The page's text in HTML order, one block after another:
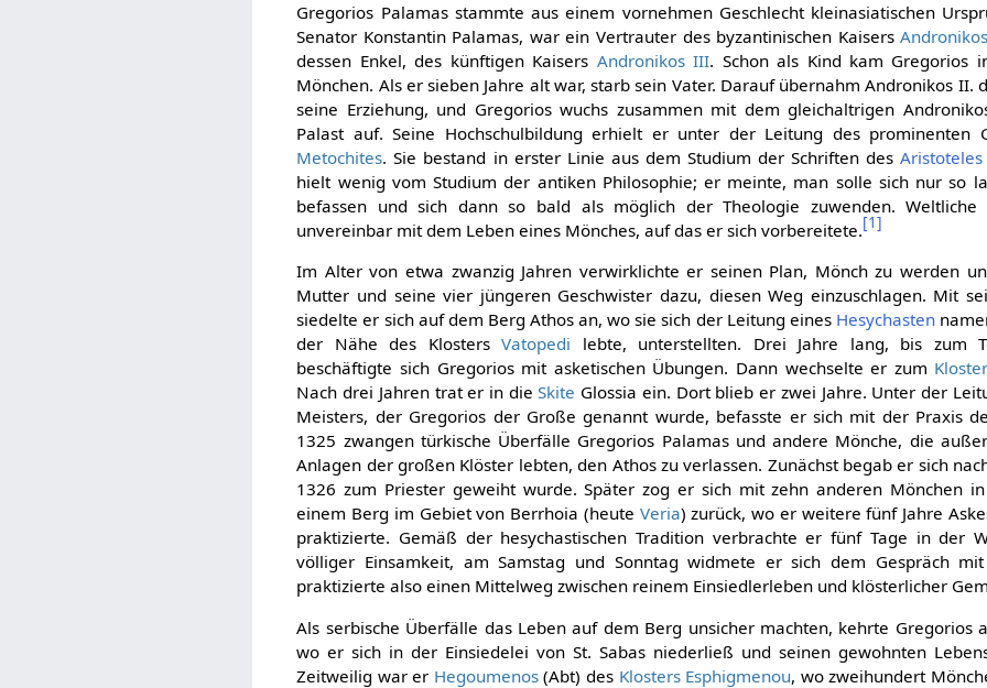
Gregorios Palamas stammte aus einem vornehmen Geschlecht kleinasiatischen
Senator Konstantin Palamas, war ein Vertrauter des byzantinischen Kaisers
dessen Enkel, des künftigen Kaisers Andronikos III. Schon als Kind kam Gregorios
Mönchen. Als er sieben Jahre alt war, starb sein Vater. Darauf übernahm Andronikos II.
seine Erziehung, und Gregorios wuchs zusammen mit dem gleichaltrigen
Palast auf. Seine Hochschulbildung erhielt er unter der Leitung des prominenten
Metochites. Sie bestand in erster Linie aus dem Studium der Schriften desAristoteles
hielt wenig vom Studium der antiken Philosophie; er meinte, man solle sich nur so
befassen und sich dann so bald als möglich der Theologie zuwenden.
unvereinbar mit dem Leben eines Mönches, auf das er sich vorbereitete.[1]
Im Alter von etwa zwanzig Jahren verwirklichte er seinen Plan, Mönch zu werden
Mutter und seine vier jüngeren Geschwister dazu, diesen Weg einzuschlagen. Mit
siedelte er sich auf dem Berg Athos an, wo sie sich der Leitung eines Hesychasten
der Nähe des KlostersVatopedi lebte, unterstellten. Drei Jahre lang, bis zum
beschäftigte sich Gregorios mit asketischen Übungen. Dann wechselte er zum
Nach drei Jahren trat er in dieSkite Glossia ein. Dort blieb er zwei Jahre. Unter der
Meisters, der Gregorios der Große genannt wurde, befasste er sich mit der Praxis
1325 zwangen türkische Überfälle Gregorios Palamas und andere Mönche, die
Anlagen der großen Klöster lebten, den Athos zu verlassen. Zunächst begab er sich
1326 zum Priester geweiht wurde. Später zog er sich mit zehn anderen Mönchen
einem Berg im Gebiet von Berrhoia (heute Veria) zurück, wo er weitere fünf Jahre
praktizierte. Gemäß der hesychastischen Tradition verbrachte er fünf Tage in der
völliger Einsamkeit, am Samstag und Sonntag widmete er sich dem Gespräch
praktizierte also einen Mittelweg zwischen reinem Einsiedlerleben und klösterlicher
Als serbische Überfälle das Leben auf dem Berg unsicher machten, kehrte Gregorios
wo er sich in der Einsiedelei von St. Sabas niederließ und seinen gewohnten
Zeitweilig war er Hegoumenos(Abt) des Klosters Esphigmenou, wo zweihundert